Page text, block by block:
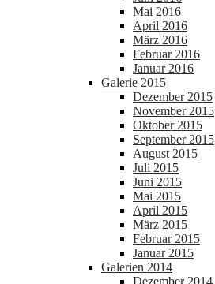
Mai 2016
April 2016
März 2016
Februar 2016
Januar 2016
Galerie 2015
Dezember 2015
November 2015
Oktober 2015
September 2015
August 2015
Juli 2015
Juni 2015
Mai 2015
April 2015
März 2015
Februar 2015
Januar 2015
Galerien 2014
Dezember 2014